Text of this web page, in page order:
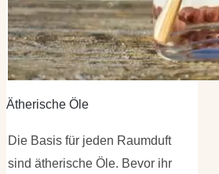
Ätherische Öle
Die Basis für jeden Raumduft
sind ätherische Öle. Bevor ihr